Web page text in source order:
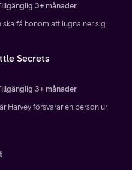
3+ månader
få honom att lugna ner sig.
Secrets
3+ månader
Harvey försvarar en person ur